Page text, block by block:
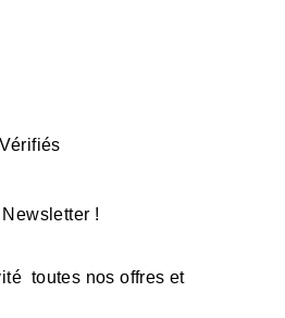
!
toutes nos offres et